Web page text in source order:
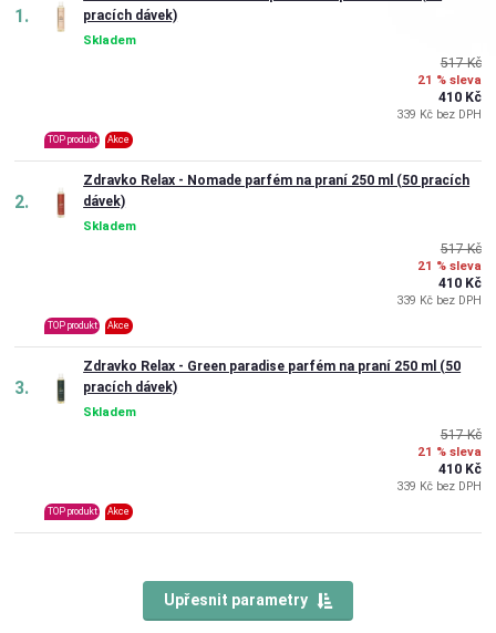
1.
pracích dávek)
Skladem
TOP produkt Akce
517 Kč
21 % sleva
410 Kč
339 Kč bez DPH
2.
Zdravko Relax - Nomade parfém na praní 250 ml (50 pracích
dávek)
Skladem
TOP produkt Akce
517 Kč
21 % sleva
410 Kč
339 Kč bez DPH
3.
Zdravko Relax - Green paradise parfém na praní 250 ml (50
pracích dávek)
Skladem
TOP produkt Akce
517 Kč
21 % sleva
410 Kč
339 Kč bez DPH
Upřesnit parametry